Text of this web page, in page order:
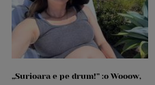
„Surioara e pe drum!” :o Wooow,